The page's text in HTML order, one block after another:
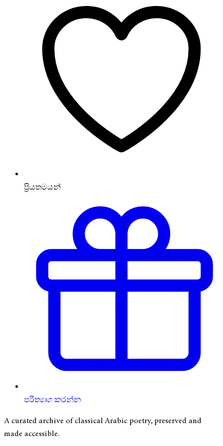
ප්‍රියතමයන්
පරිත්‍යාග කරන්න
A curated archive of classical Arabic poetry, preserved and
made accessible.